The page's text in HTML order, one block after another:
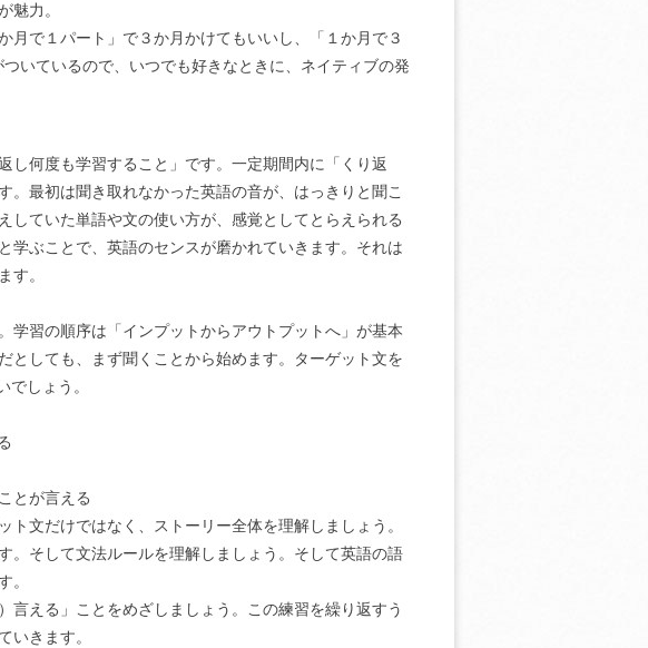
魅力。
で１パート」で３か月かけてもいいし、「１か月で３
いているので、いつでも好きなときに、ネイティブの発
何度も学習すること」です。一定期間内に「くり返
。最初は聞き取れなかった英語の音が、はっきりと聞こ
していた単語や文の使い方が、感覚としてとらえられる
学ぶことで、英語のセンスが磨かれていきます。それは
す。
習の順序は「インプットからアウトプットへ」が基本
としても、まず聞くことから始めます。ターゲット文を
しょう。
とが言える
文だけではなく、ストーリー全体を理解しましょう。
。そして文法ルールを理解しましょう。そして英語の語
。
える」ことをめざしましょう。この練習を繰り返すう
いきます。